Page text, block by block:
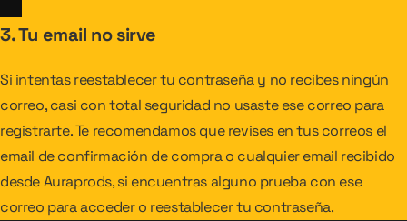
3. Tu email no sirve
Si intentas reestablecer tu contraseña y no recibes ningún
correo, casi con total seguridad no usaste ese correo para
registrarte. Te recomendamos que revises en tus correos el
email de confirmación de compra o cualquier email recibido
desde Auraprods, si encuentras alguno prueba con ese
correo para acceder o reestablecer tu contraseña.